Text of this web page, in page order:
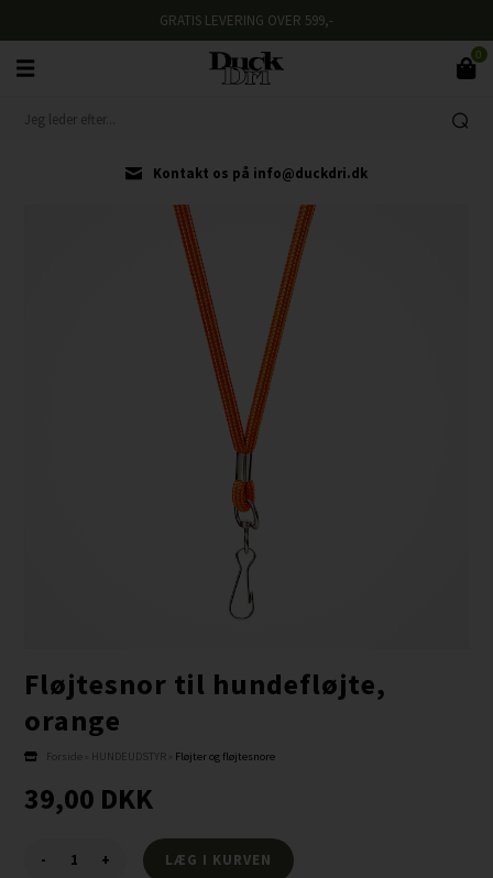
GRATIS LEVERING OVER 599,-
0
Kontakt os på info@duckdri.dk
Fløjtesnor til hundefløjte,
orange
Forside HUNDEUDSTYR Fløjter og fløjtesnore
39,00 DKK
- +